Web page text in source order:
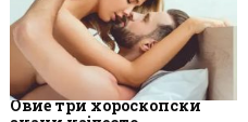
Овие три хороскопски